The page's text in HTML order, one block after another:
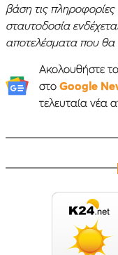
βάση τις
σταυτοδοσία
αποτελέσματα που θα
Ακολουθήστε το
στο Google
τελευταία νέα